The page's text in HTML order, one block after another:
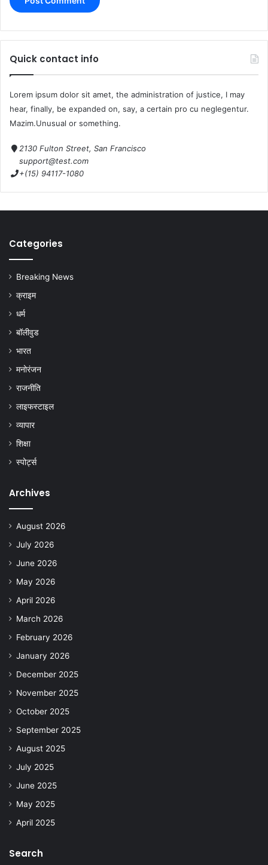
Quick contact info
Lorem ipsum dolor sit amet, the administration of justice, I may
hear, finally, be expanded on, say, a certain pro cu neglegentur.
Mazim.Unusual or something.
2130 Fulton Street, San Francisco
support@test.com
+(15) 94117-1080
Categories
Breaking News
क्राइम
धर्म
बॉलीवुड
भारत
मनोरंजन
राजनीति
लाइफस्टाइल
व्यापार
शिक्षा
स्पोर्ट्स
Archives
August 2026
July 2026
June 2026
May 2026
April 2026
March 2026
February 2026
January 2026
December 2025
November 2025
October 2025
September 2025
August 2025
July 2025
June 2025
May 2025
April 2025
Search